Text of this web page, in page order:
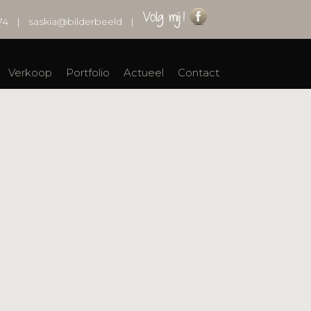
| saskia@bilderbeeld |
Verkoop Portfolio Actueel Contact